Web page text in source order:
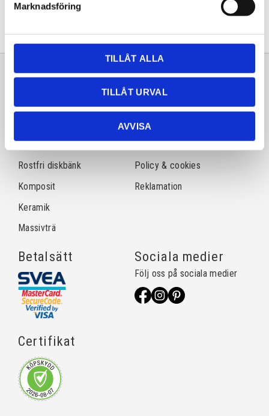
Marknadsföring
TILLÅT ALLA
TILLÅT URVAL
AVVISA
Sortiment
Natursten
Rostfri diskbänk
Komposit
Keramik
Massivträ
Information
Frågor & svar
Köpvillkor
Policy & cookies
Reklamation
Betalsätt
Certifikat
Sociala medier
Följ oss på sociala medier